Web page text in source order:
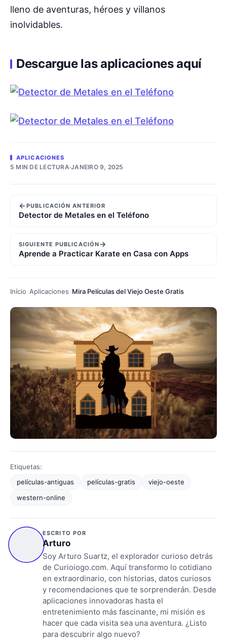
lleno de aventuras, héroes y villanos
inolvidables.
Descargue las aplicaciones aquí
APLICACIONES
5 MIN DE LECTURA·JANEIRO 9, 2025
←PUBLICACIÓN ANTERIOR
Detector de Metales en el Teléfono
SIGUIENTE PUBLICACIÓN→
Aprende a Practicar Karate en Casa con Apps
Início Aplicaciones Mira Películas del Viejo Oeste Gratis
Etiquetas:
películas-antiguas
películas-gratis
viejo-oeste
western-online
ESCRITO POR
Arturo
Soy Arturo Suartz, el explorador curioso detrás
de Curioiogo.com. Aquí transformo lo cotidiano
en extraordinario, con historias, datos curiosos
y recomendaciones que te sorprenderán. Desde
aplicaciones innovadoras hasta el
entretenimiento más fascinante, mi misión es
hacer que cada visita sea una aventura. ¿Listo
para descubrir algo nuevo?